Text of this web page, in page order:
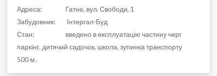
Адреса:
Гатне, вул. Свободи, 1
Забудовник:
Інтергал-Буд
Стан:
введено в експлуатацію частину черг
паркінг, дитячий садочок, школа, зупинка транспорту
500 м.